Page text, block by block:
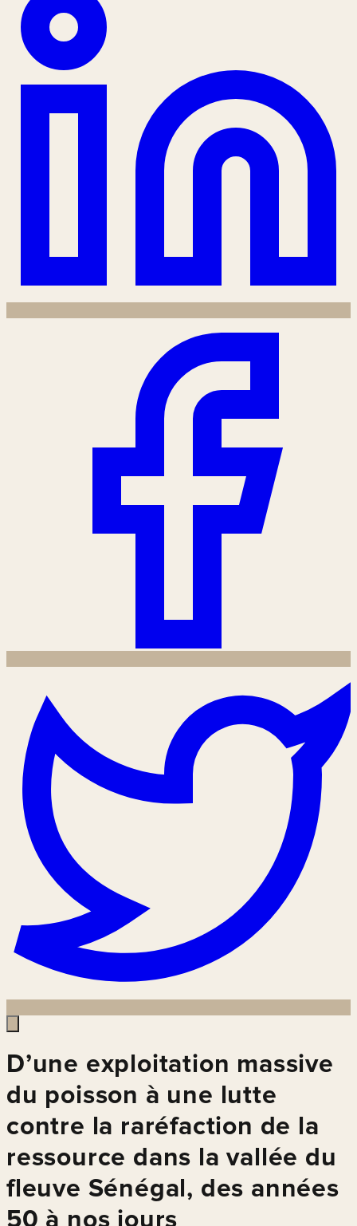
D’une exploitation massive
du poisson à une lutte
contre la raréfaction de la
ressource dans la vallée du
fleuve Sénégal, des années